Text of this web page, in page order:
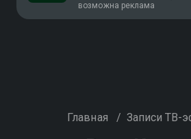
возможна реклама
Главная / Записи ТВ-